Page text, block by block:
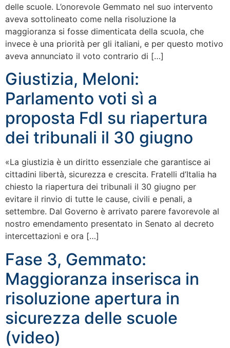
delle scuole. L’onorevole Gemmato nel suo intervento
aveva sottolineato come nella risoluzione la
maggioranza si fosse dimenticata della scuola, che
invece è una priorità per gli italiani, e per questo motivo
aveva annunciato il voto contrario di […]
Giustizia, Meloni:
Parlamento voti sì a
proposta FdI su riapertura
dei tribunali il 30 giugno
«La giustizia è un diritto essenziale che garantisce ai
cittadini libertà, sicurezza e crescita. Fratelli d’Italia ha
chiesto la riapertura dei tribunali il 30 giugno per
evitare il rinvio di tutte le cause, civili e penali, a
settembre. Dal Governo è arrivato parere favorevole al
nostro emendamento presentato in Senato al decreto
intercettazioni e ora […]
Fase 3, Gemmato:
Maggioranza inserisca in
risoluzione apertura in
sicurezza delle scuole
(video)